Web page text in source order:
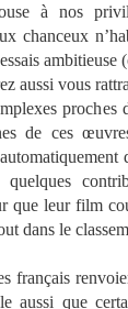
à nos
chanceux
aussi vous
proches
de ces
que leur film
dans le
français
aussi que